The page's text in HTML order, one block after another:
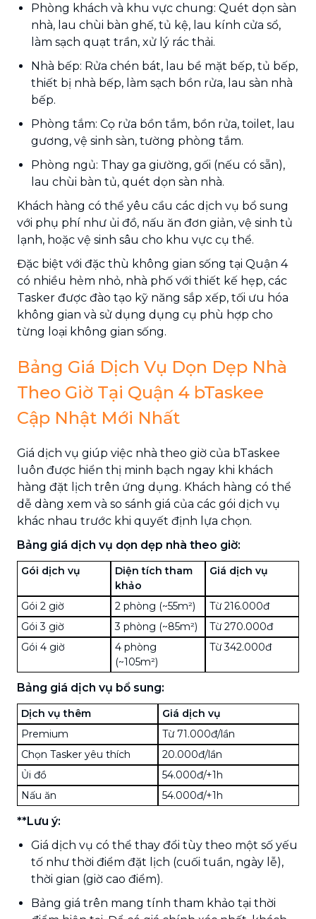
Phòng khách và khu vực chung: Quét dọn sàn
nhà, lau chùi bàn ghế, tủ kệ, lau kính cửa sổ,
làm sạch quạt trần, xử lý rác thải.
Nhà bếp: Rửa chén bát, lau bề mặt bếp, tủ bếp,
thiết bị nhà bếp, làm sạch bồn rửa, lau sàn nhà
bếp.
Phòng tắm: Cọ rửa bồn tắm, bồn rửa, toilet, lau
gương, vệ sinh sàn, tường phòng tắm.
Phòng ngủ: Thay ga giường, gối (nếu có sẵn),
lau chùi bàn tủ, quét dọn sàn nhà.
Khách hàng có thể yêu cầu các dịch vụ bổ sung
với phụ phí như ủi đồ, nấu ăn đơn giản, vệ sinh tủ
lạnh, hoặc vệ sinh sâu cho khu vực cụ thể.
Đặc biệt với đặc thù không gian sống tại Quận 4
có nhiều hẻm nhỏ, nhà phố với thiết kế hẹp, các
Tasker được đào tạo kỹ năng sắp xếp, tối ưu hóa
không gian và sử dụng dụng cụ phù hợp cho
từng loại không gian sống.
Bảng Giá Dịch Vụ Dọn Dẹp Nhà
Theo Giờ Tại Quận 4 bTaskee
Cập Nhật Mới Nhất
Giá dịch vụ giúp việc nhà theo giờ của bTaskee
luôn được hiển thị minh bạch ngay khi khách
hàng đặt lịch trên ứng dụng. Khách hàng có thể
dễ dàng xem và so sánh giá của các gói dịch vụ
khác nhau trước khi quyết định lựa chọn.
Bảng giá dịch vụ dọn dẹp nhà theo giờ:
Gói dịch vụ
Diện tích tham
khảo
Giá dịch vụ
Gói 2 giờ 2 phòng (~55m²)
Từ 216.000đ
Gói 3 giờ
3 phòng (~85m²)
Từ 270.000đ
Gói 4 giờ
4 phòng
(~105m²)
Từ 342.000đ
Bảng giá dịch vụ bổ sung:
Dịch vụ thêm
Giá dịch vụ
Premium
Từ 71.000đ/lần
Chọn Tasker yêu thích
20.000đ/lần
Ủi đồ
54.000đ/+1h
Nấu ăn
54.000đ/+1h
**Lưu ý:
Giá dịch vụ có thể thay đổi tùy theo một số yếu
tố như thời điểm đặt lịch (cuối tuần, ngày lễ),
thời gian (giờ cao điểm).
Bảng giá trên mang tính tham khảo tại thời